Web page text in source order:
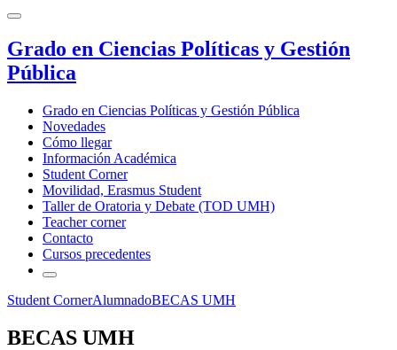
Grado en Ciencias Políticas y Gestión
Pública
Grado en Ciencias Políticas y Gestión Pública
Novedades
Cómo llegar
Información Académica
Student Corner
Movilidad, Erasmus Student
Taller de Oratoria y Debate (TOD UMH)
Teacher corner
Contacto
Cursos precedentes
Student CornerAlumnadoBECAS UMH
BECAS UMH